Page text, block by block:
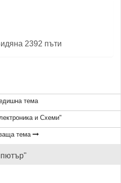
2392 пъти
тема
и Схеми"
тема